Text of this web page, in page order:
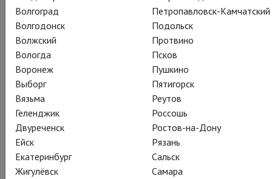
Волгоград
Волгодонск
Волжский
Вологда
Воронеж
Выборг
Вязьма
Геленджик
Двуреченск
Ейск
Екатеринбург
Жигулёвск
Петропавловск-Камчатский
Подольск
Протвино
Псков
Пушкино
Пятигорск
Реутов
Россошь
Ростов-на-Дону
Рязань
Сальск
Самара